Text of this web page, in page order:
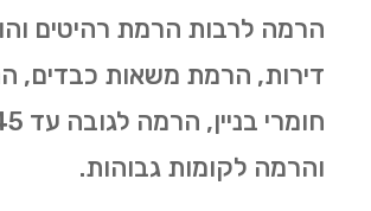
הרמה לרבות הרמת רהיטים
דירות, הרמת משאות כבדים,
והרמה לקומות גבוהות.